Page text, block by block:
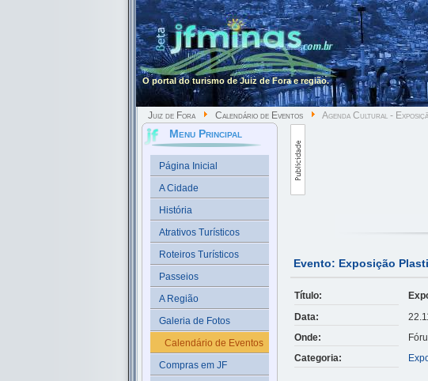
O portal do turismo de Juiz de Fora e região.
Juiz de Fora Calendário de Eventos Agenda Cultural -
Menu Principal
Página Inicial
A Cidade
História
Atrativos Turísticos
Roteiros Turísticos
Passeios
A Região
Galeria de Fotos
Calendário de Eventos
Compras em JF
Evento: Exposição
Título:
Data:
Onde:
Categoria: